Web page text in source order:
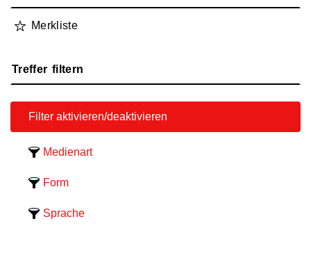
Merkliste
Treffer filtern
Medienart
Form
Sprache